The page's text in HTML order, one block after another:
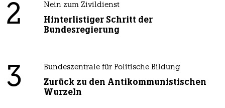
2 Nein zum Zivildienst
Hinterlistiger Schritt der
Bundesregierung
3 Bundeszentrale für Politische Bildung
Zurück zu den Antikommunistischen
Wurzeln